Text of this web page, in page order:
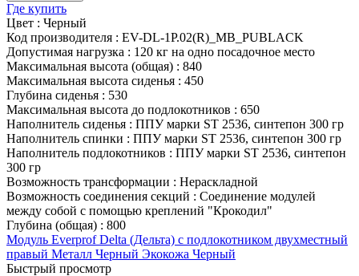
Где купить
Цвет : Черный
Код производителя : EV-DL-1P.02(R)_MB_PUBLACK
Допустимая нагрузка : 120 кг на одно посадочное место
Максимальная высота (общая) : 840
Максимальная высота сиденья : 450
Глубина сиденья : 530
Максимальная высота до подлокотников : 650
Наполнитель сиденья : ППУ марки ST 2536, синтепон 300 гр
Наполнитель спинки : ППУ марки ST 2536, синтепон 300 гр
Наполнитель подлокотников : ППУ марки ST 2536, синтепон
300 гр
Возможность трансформации : Нераскладной
Возможность соединения секций : Соединение модулей
между собой с помощью креплений "Крокодил"
Глубина (общая) : 800
Модуль Everprof Delta (Дельта) с подлокотником двухместный
правый Металл Черный Экокожа Черный
Быстрый просмотр